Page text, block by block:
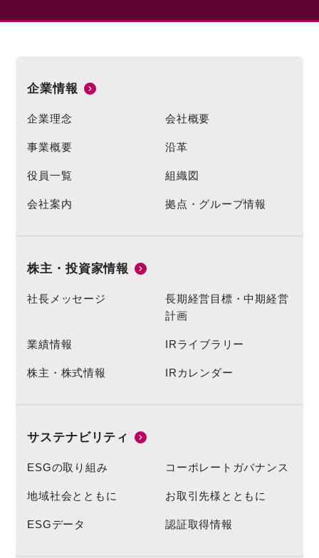
企業情報
企業理念 会社概要
事業概要 沿革
役員一覧 組織図
会社案内 拠点・グループ情報
株主・投資家情報
社長メッセージ
長期経営目標・中期経営
計画
業績情報 IRライブラリー
株主・株式情報 IRカレンダー
サステナビリティ
ESGの取り組み コーポレートガバナンス
地域社会とともに お取引先様とともに
ESGデータ 認証取得情報